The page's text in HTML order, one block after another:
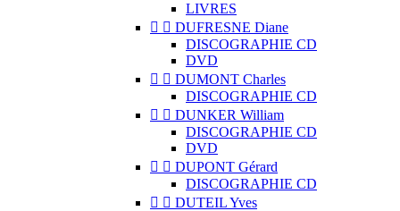
LIVRES
  DUFRESNE Diane
DISCOGRAPHIE CD
DVD
  DUMONT Charles
DISCOGRAPHIE CD
  DUNKER William
DISCOGRAPHIE CD
DVD
  DUPONT Gérard
DISCOGRAPHIE CD
  DUTEIL Yves